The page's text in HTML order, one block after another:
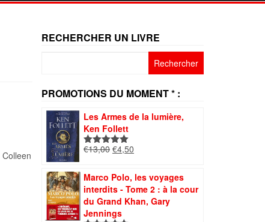
Colleen
RECHERCHER UN LIVRE
PROMOTIONS DU MOMENT * :
Les Armes de la lumière,
Ken Follett
Note5.00
€13,00 Le
initial
était :
€13,00.
€4,50
actuel
est :
€4,50.
Marco Polo, les voyages
interdits - Tome 2 : à la cour
du Grand Khan, Gary
Jennings